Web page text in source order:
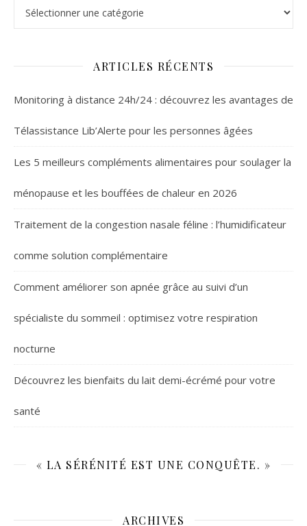
ARTICLES RÉCENTS
Monitoring à distance 24h/24 : découvrez les avantages de
Télassistance Lib’Alerte pour les personnes âgées
Les 5 meilleurs compléments alimentaires pour soulager la
ménopause et les bouffées de chaleur en 2026
Traitement de la congestion nasale féline : l’humidificateur
comme solution complémentaire
Comment améliorer son apnée grâce au suivi d’un
spécialiste du sommeil : optimisez votre respiration
nocturne
Découvrez les bienfaits du lait demi-écrémé pour votre
santé
« LA SÉRÉNITÉ EST UNE CONQUÊTE. »
ARCHIVES